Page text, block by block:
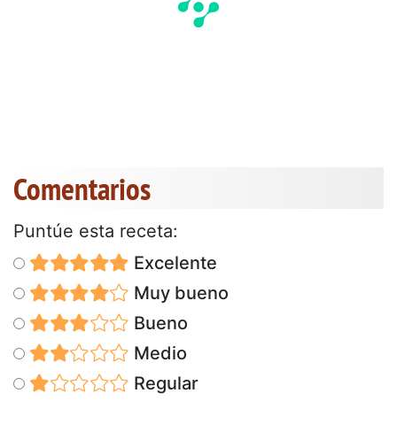
Comentarios
Puntúe esta receta:
Excelente
Muy bueno
Bueno
Medio
Regular